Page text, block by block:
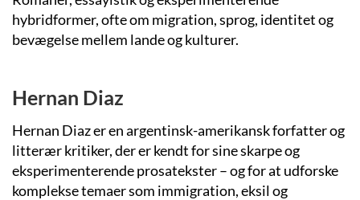
hybridformer, ofte om migration, sprog, identitet og
bevægelse mellem lande og kulturer.
Hernan Diaz
Hernan Diaz er en argentinsk-amerikansk forfatter og
litterær kritiker, der er kendt for sine skarpe og
eksperimenterende prosatekster – og for at udforske
komplekse temaer som immigration, eksil og